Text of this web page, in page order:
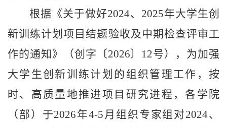
根据《关于做好2024、 2025年大学生创
新训练计划项目结题验收及中期检查评审工
作的通知》（创 字〔2026〕 12号），为加强
大学生创新训练计划的组织管理工作，按
时、高质量地推进项目研究进程 ，各学院
（部）于2026年4-5 月组织专家组对2024、